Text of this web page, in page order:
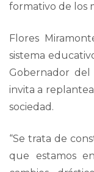
formativo de los
Flores
sistema
Gobernador
invita a
sociedad.
“Se trata de
que estamos